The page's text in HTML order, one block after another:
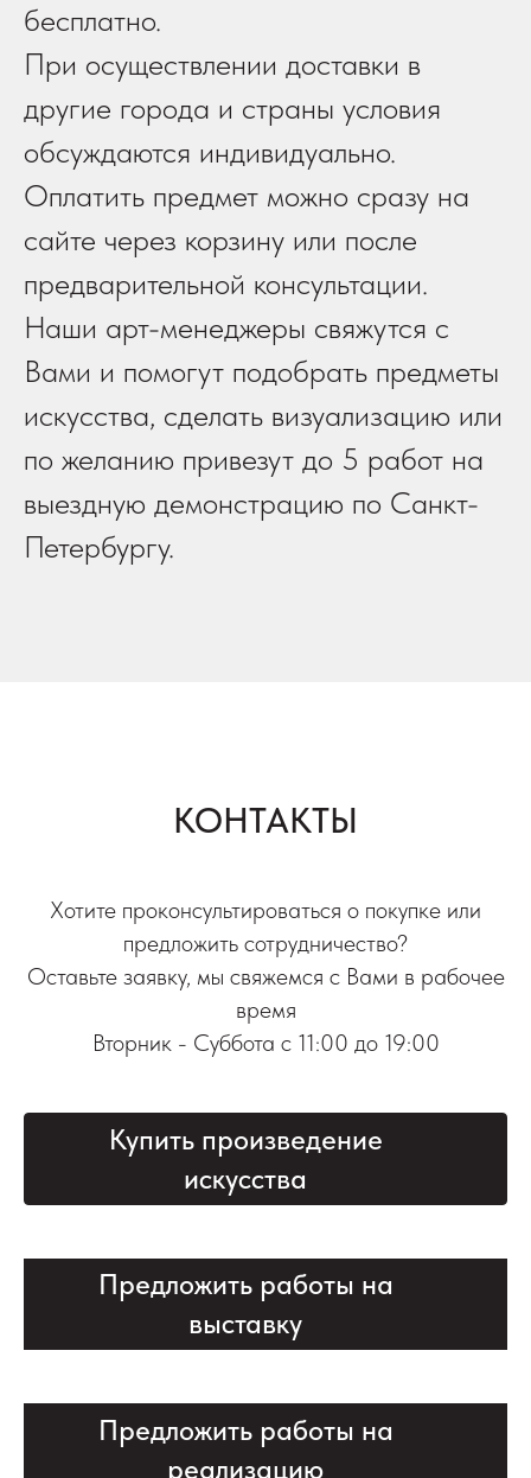
бесплатно.
При осуществлении доставки в
другие города и страны условия
обсуждаются индивидуально.
Оплатить предмет можно сразу на
сайте через корзину или после
предварительной консультации.
Наши арт-менеджеры свяжутся с
Вами и помогут подобрать предметы
искусства, сделать визуализацию или
по желанию привезут до 5 работ на
выездную демонстрацию по Санкт-
Петербургу.
КОНТАКТЫ
Хотите проконсультироваться о покупке или
предложить сотрудничество?
Оставьте заявку, мы свяжемся с Вами в рабочее
время
Вторник - Суббота с 11:00 до 19:00
Купить произведение
искусства
Предложить работы на
выставку
Предложить работы на
реализацию